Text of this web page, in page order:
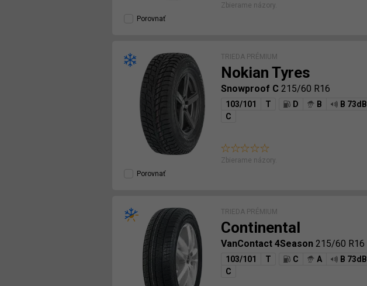
Zbierame názory.
Porovnať
TRIEDA PRÉMIUM
Nokian Tyres
Snowproof C 215/60 R16
103/101 T D B
B 73dB
C
Zbierame názory.
Porovnať
TRIEDA PRÉMIUM
Continental
VanContact 4Season 215/60 R16
103/101 T C A
B 73dB
C